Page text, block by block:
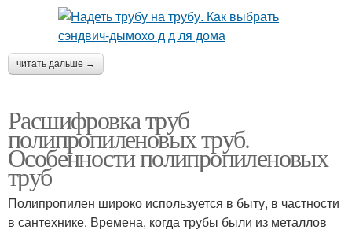
читать дальше →
Расшифровка труб
полипропиленовых труб.
Особенности полипропиленовых
труб
Полипропилен широко используется в быту, в частности
в сантехнике. Времена, когда трубы были из металлов